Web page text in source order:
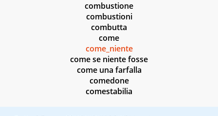
combustione
combustioni
combutta
come
come_niente
come se niente fosse
come una farfalla
comedone
comestabilia